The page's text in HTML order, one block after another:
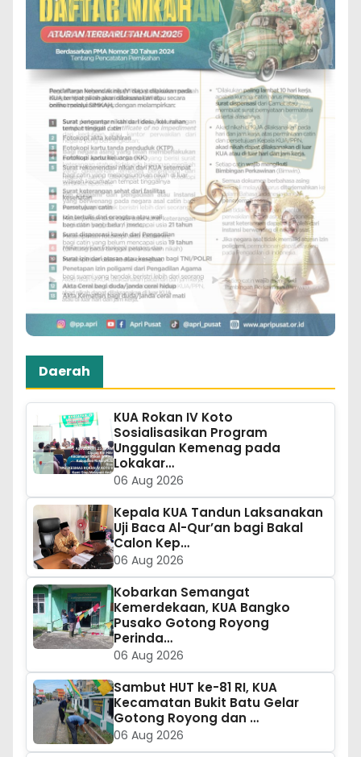
Daerah
KUA Rokan IV Koto
Sosialisasikan Program
Unggulan Kemenag pada
Lokakar…
06 Aug 2026
Kepala KUA Tandun Laksanakan
Uji Baca Al-Qur’an bagi Bakal
Calon Kep…
06 Aug 2026
Kobarkan Semangat
Kemerdekaan, KUA Bangko
Pusako Gotong Royong
Perinda…
06 Aug 2026
Sambut HUT ke-81 RI, KUA
Kecamatan Bukit Batu Gelar
Gotong Royong dan …
06 Aug 2026